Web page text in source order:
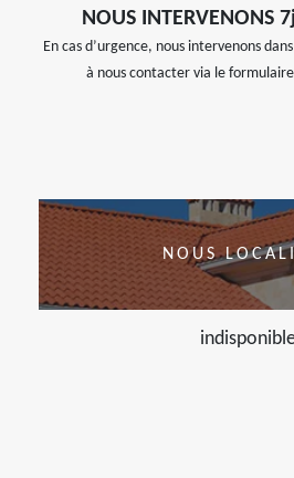
NOUS
En cas d’urgence, nous intervenons
à nous contacter via le
NOUS